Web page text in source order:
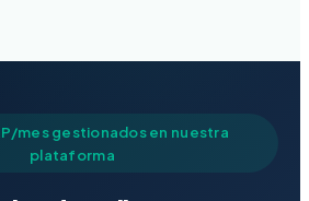
mes gestionados en nuestra
plataforma